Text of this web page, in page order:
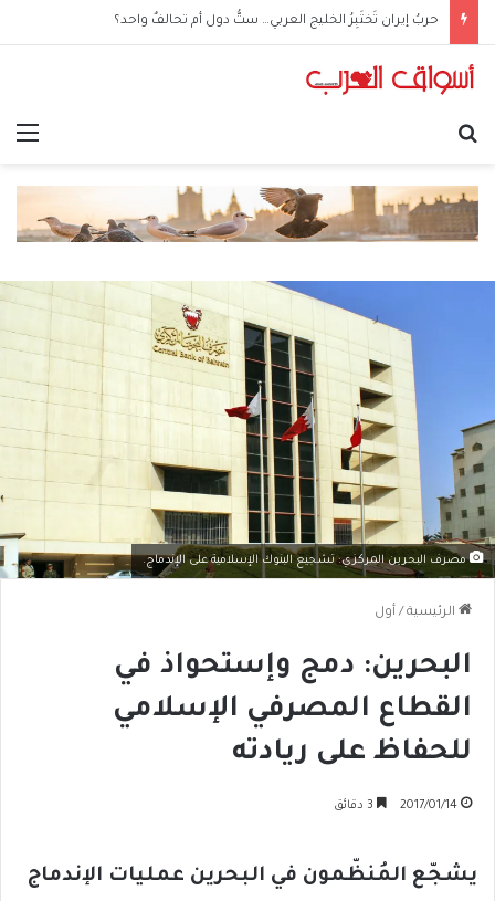
حربُ إيران تَختَبِرُ الخليج العربي… ستُّ دول أم تحالفٌ واحد؟
مصرف البحرين المركزي: تشجيع البنوك الإسلامية على الإندماج.
الرئيسية / أول
البحرين: دمج وإستحواذ في
القطاع المصرفي الإسلامي
للحفاظ على ريادته
2017/01/14
يشجّع المُنظّمون في البحرين عمليات الإندماج